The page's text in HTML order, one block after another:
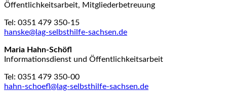
Öffentlichkeitsarbeit, Mitgliederbetreuung
Tel: 0351 479 350-15
hanske@lag-selbsthilfe-sachsen.de
Maria Hahn-Schöfl
Informationsdienst und Öffentlichkeitsarbeit
Tel: 0351 479 350-00
hahn-schoefl@lag-selbsthilfe-sachsen.de